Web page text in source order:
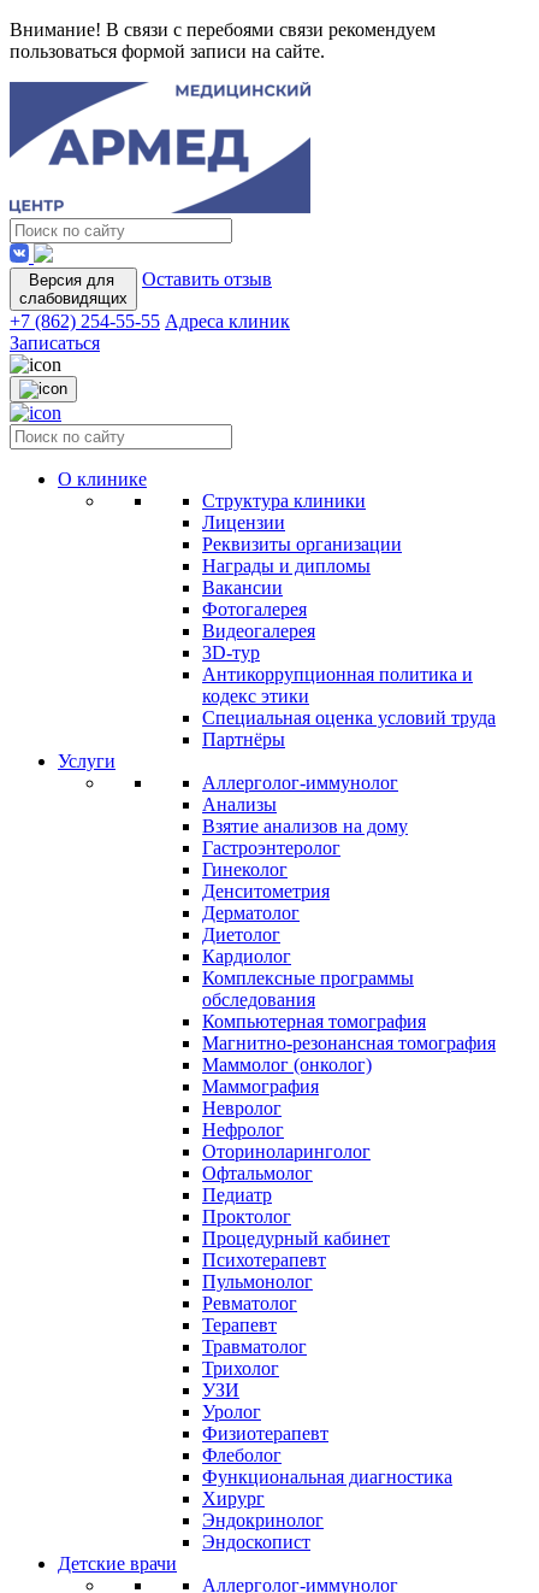
Внимание! В связи с перебоями связи рекомендуем
пользоваться формой записи на сайте.
Версия для
слабовидящих
Оставить отзыв
+7 (862) 254-55-55 Адреса клиник
Записаться
О клинике
Структура клиники
Лицензии
Реквизиты организации
Награды и дипломы
Вакансии
Фотогалерея
Видеогалерея
3D-тур
Антикоррупционная политика и
кодекс этики
Специальная оценка условий труда
Партнёры
Услуги
Аллерголог-иммунолог
Анализы
Взятие анализов на дому
Гастроэнтеролог
Гинеколог
Денситометрия
Дерматолог
Диетолог
Кардиолог
Комплексные программы
обследования
Компьютерная томография
Магнитно-резонансная томография
Маммолог (онколог)
Маммография
Невролог
Нефролог
Оториноларинголог
Офтальмолог
Педиатр
Проктолог
Процедурный кабинет
Психотерапевт
Пульмонолог
Ревматолог
Терапевт
Травматолог
Трихолог
УЗИ
Уролог
Физиотерапевт
Флеболог
Функциональная диагностика
Хирург
Эндокринолог
Эндоскопист
Детские врачи
Аллерголог-иммунолог